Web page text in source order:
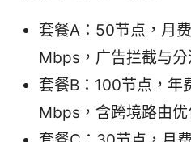
套餐A：50节点，月
Mbps，广告拦截与
套餐B：100节点，
Mbps，含跨境路由优